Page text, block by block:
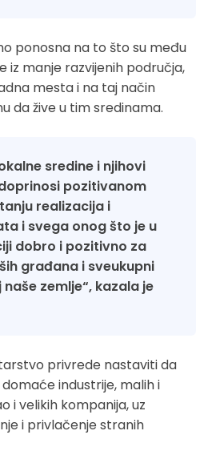
ponosna na to što su među
iz manje razvijenih područja,
mesta i na taj način
da žive u tim sredinama.
sredine i njihovi
pozitivanom
realizacija i
i svega onog što je u
dobro i pozitivno za
građana i sveukupni
zemlje“, kazala je
privrede nastaviti da
industrije, malih i
i velikih kompanija, uz
i privlačenje stranih